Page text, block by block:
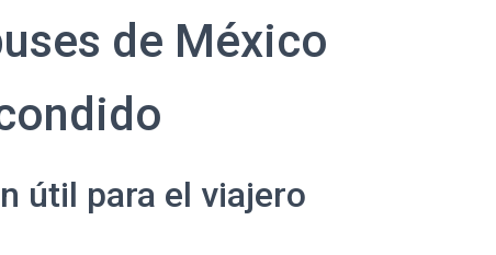
de México
útil para el viajero